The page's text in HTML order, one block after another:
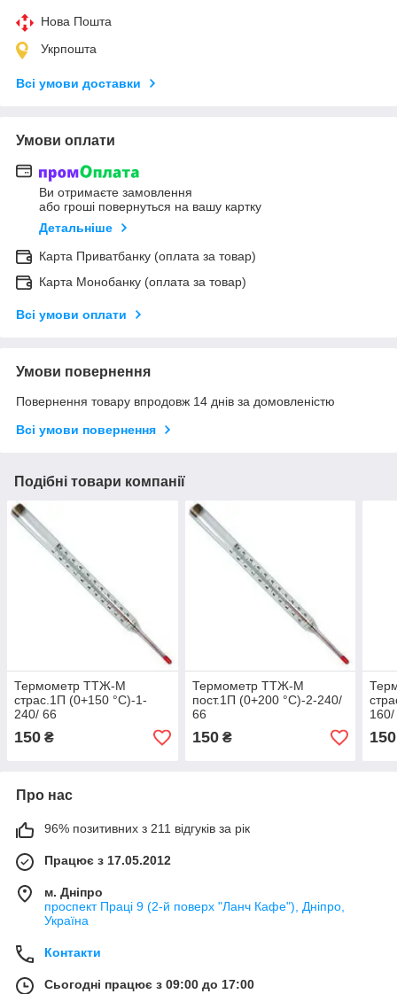
Нова Пошта
Укрпошта
Всі умови доставки
Умови оплати
Ви отримаєте замовлення
або гроші повернуться на вашу картку
Детальніше
Карта Приватбанку (оплата за товар)
Карта Монобанку (оплата за товар)
Всі умови оплати
Умови повернення
Повернення товару впродовж 14 днів за домовленістю
Всі умови повернення
Подібні товари компанії
Термометр ТТЖ-М
страс.1П (0+150 °C)-1-
240/ 66
150 ₴
Термометр ТТЖ-М
пост.1П (0+200 °C)-2-240/
66
150₴ 150
Про нас
96% позитивних з 211 відгуків за рік
Працює з 17.05.2012
м. Дніпро
проспект Праці 9 (2-й поверх "Ланч Кафе"), Дніпро,
Україна
Контакти
Сьогодні працює з 09:00 до 17:00